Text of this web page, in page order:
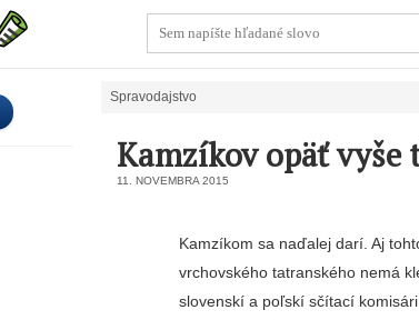
Spravodajstvo
Kamzíkov opäť vyše
11. NOVEMBRA 2015
Kamzíkom sa naďalej darí. Aj
vrchovského tatranského nemá
slovenskí a poľskí sčítací